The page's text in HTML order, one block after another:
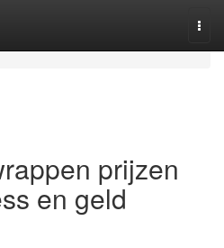
prijzen
en geld